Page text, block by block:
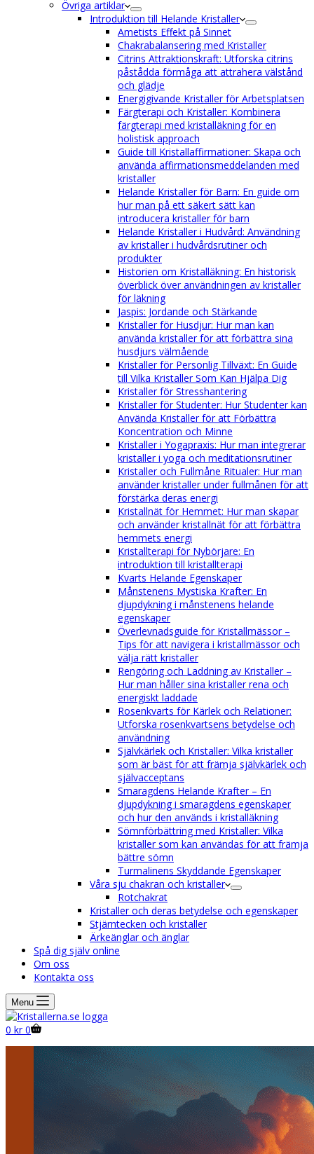
Övriga artiklar
Introduktion till Helande Kristaller
Ametists Effekt på Sinnet
Chakrabalansering med Kristaller
Citrins Attraktionskraft: Utforska citrins
påstådda förmåga att attrahera välstånd
och glädje
Energigivande Kristaller för Arbetsplatsen
Färgterapi och Kristaller: Kombinera
färgterapi med kristalläkning för en
holistisk approach
Guide till Kristallaffirmationer: Skapa och
använda affirmationsmeddelanden med
kristaller
Helande Kristaller för Barn: En guide om
hur man på ett säkert sätt kan
introducera kristaller för barn
Helande Kristaller i Hudvård: Användning
av kristaller i hudvårdsrutiner och
produkter
Historien om Kristalläkning: En historisk
överblick över användningen av kristaller
för läkning
Jaspis: Jordande och Stärkande
Kristaller för Husdjur: Hur man kan
använda kristaller för att förbättra sina
husdjurs välmående
Kristaller för Personlig Tillväxt: En Guide
till Vilka Kristaller Som Kan Hjälpa Dig
Kristaller för Stresshantering
Kristaller för Studenter: Hur Studenter kan
Använda Kristaller för att Förbättra
Koncentration och Minne
Kristaller i Yogapraxis: Hur man integrerar
kristaller i yoga och meditationsrutiner
Kristaller och Fullmåne Ritualer: Hur man
använder kristaller under fullmånen för att
förstärka deras energi
Kristallnät för Hemmet: Hur man skapar
och använder kristallnät för att förbättra
hemmets energi
Kristallterapi för Nybörjare: En
introduktion till kristallterapi
Kvarts Helande Egenskaper
Månstenens Mystiska Krafter: En
djupdykning i månstenens helande
egenskaper
Överlevnadsguide för Kristallmässor –
Tips för att navigera i kristallmässor och
välja rätt kristaller
Rengöring och Laddning av Kristaller –
Hur man håller sina kristaller rena och
energiskt laddade
Rosenkvarts för Kärlek och Relationer:
Utforska rosenkvartsens betydelse och
användning
Självkärlek och Kristaller: Vilka kristaller
som är bäst för att främja självkärlek och
självacceptans
Smaragdens Helande Krafter – En
djupdykning i smaragdens egenskaper
och hur den används i kristalläkning
Sömnförbättring med Kristaller: Vilka
kristaller som kan användas för att främja
bättre sömn
Turmalinens Skyddande Egenskaper
Våra sju chakran och kristaller
Rotchakrat
Kristaller och deras betydelse och egenskaper
Stjärntecken och kristaller
Ärkeänglar och änglar
Spå dig själv online
Om oss
Kontakta oss
Menu
Shopping
0 kr 0